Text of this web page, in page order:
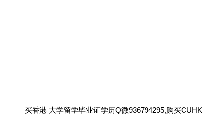
买香港 大学留学毕业证学历Q微936794295,购买CUHK